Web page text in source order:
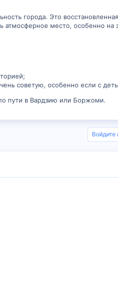
города. Это
место, особенно на
советую, особенно если с
пути в Вардзию или Боржоми.
Войдите